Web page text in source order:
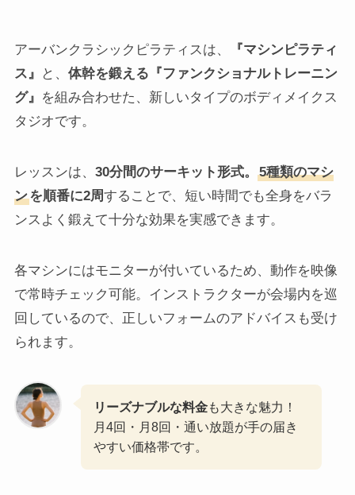
アーバンクラシックピラティスは、
『マシンピラティ
ス』
と、 体幹を鍛える『ファンクショナルトレーニン
グ』 を組み合わせた、新しいタイプのボディメイクス
タジオです。
レッスンは、 30分間のサーキット形式。
5種類のマシ
ンを順番に2周することで、短い時間でも全身をバラ
ンスよく鍛えて十分な効果を実感できます。
各マシンにはモニターが付いているため、動作を映像
で常時チェック可能。インストラクターが会場内を巡
回しているので、正しいフォームのアドバイスも受け
られます。
リーズナブルな料金も大きな魅力！
月4回・月8回・通い放題が手の届き
やすい価格帯です。